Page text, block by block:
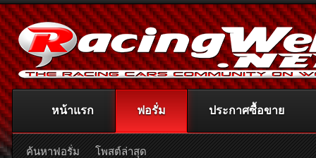
หน้าแรก ฟอรั่ม
ค้นหาฟอรั่ม โพสต์ล่าสุด
ประกาศซื้อขาย